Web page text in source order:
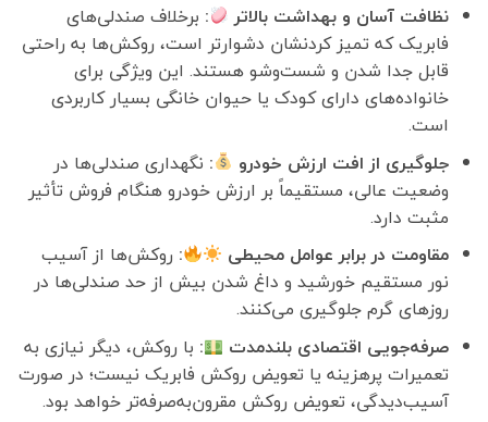
نظافت آسان و بهداشت بالاتر
: برخلاف صندلی‌های
فابریک که تمیز کردنشان دشوارتر است، روکش‌ها به راحتی
قابل جدا شدن و شست‌وشو هستند. این ویژگی برای
خانواده‌های دارای کودک یا حیوان خانگی بسیار کاربردی
است.
جلوگیری از افت ارزش خودرو
: نگهداری صندلی‌ها در
وضعیت عالی، مستقیماً بر ارزش خودرو هنگام فروش تأثیر
مثبت دارد.
مقاومت در برابر عوامل محیطی
: روکش‌ها از آسیب
نور مستقیم خورشید و داغ شدن بیش از حد صندلی‌ها در
روزهای گرم جلوگیری می‌کنند.
صرفه‌جویی اقتصادی بلندمدت
: با روکش، دیگر نیازی به
تعمیرات پرهزینه یا تعویض روکش فابریک نیست؛ در صورت
آسیب‌دیدگی، تعویض روکش مقرون‌به‌صرفه‌تر خواهد بود.